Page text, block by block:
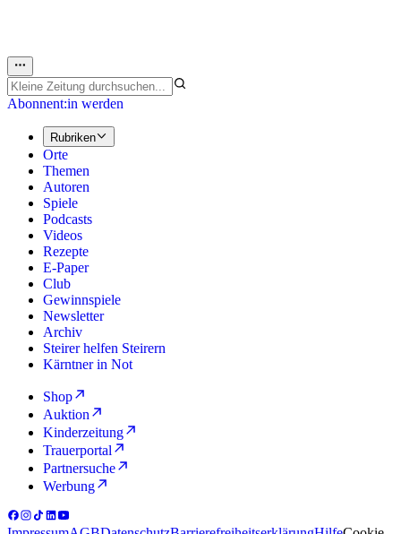
Abonnent:in werden
Rubriken
Orte
Themen
Autoren
Spiele
Podcasts
Videos
Rezepte
E-Paper
Club
Gewinnspiele
Newsletter
Archiv
Steirer helfen Steirern
Kärntner in Not
Shop
Auktion
Kinderzeitung
Trauerportal
Partnersuche
Werbung